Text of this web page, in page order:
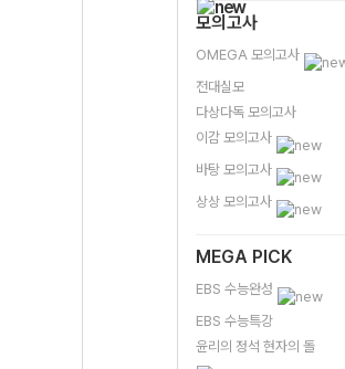
모의고사
OMEGA 모의고사
전대실모
다상다독 모의고사
이감 모의고사
바탕 모의고사
상상 모의고사
MEGA PICK
EBS 수능완성
EBS 수능특강
윤리의 정석 현자의 돌